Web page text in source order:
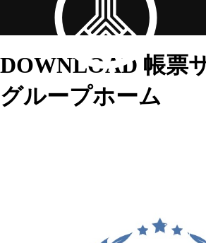
DOWNLOAD 帳票
グループホーム